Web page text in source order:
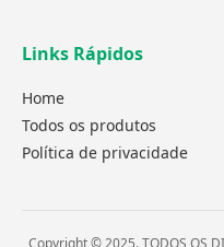
Links Rápidos
Home
Todos os produtos
Política de privacidade